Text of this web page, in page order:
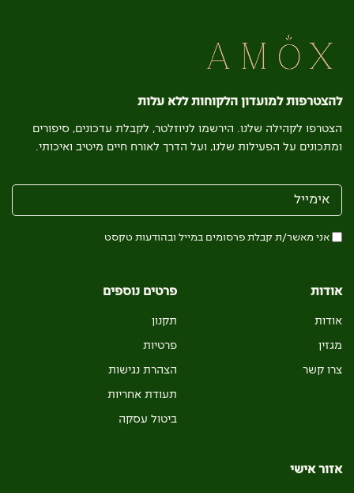
להצטרפות למועדון הלקוחות ללא עלות
הצטרפו לקהילה שלנו. הירשמו לניוזלטר, לקבלת עדכונים, סיפורים
ומתכונים על הפעילות שלנו, ועל הדרך לאורח חיים מיטיב ואיכותי.
אני מאשר/ת קבלת פרסומים במייל ובהודעות טקסט
אודות
אודות
מגזין
צרו קשר
פרטים נוספים
תקנון
פרטיות
הצהרת נגישות
תעודת אחריות
ביטול עסקה
אזור אישי